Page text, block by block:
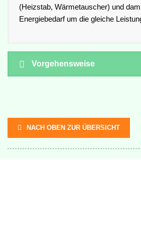
(Heizstab, Wärmetauscher) und
Energiebedarf um die gleiche
Vorgehensweise
NACH OBEN ZUR ÜBERSICHT